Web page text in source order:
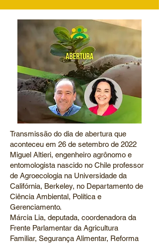
Transmissão do dia de abertura que
aconteceu em 26 de setembro de 2022
Miguel Altieri, engenheiro agrônomo e
entomologista nascido no Chile professor
de Agroecologia na Universidade da
Califórnia, Berkeley, no Departamento de
Ciência Ambiental, Política e
Gerenciamento.
Márcia Lia, deputada, coordenadora da
Frente Parlamentar da Agricultura
Familiar, Segurança Alimentar, Reforma